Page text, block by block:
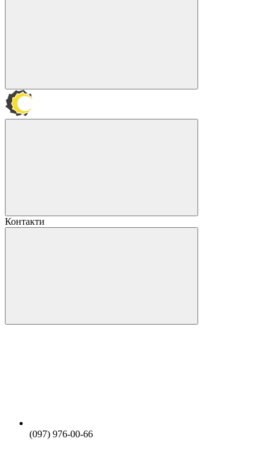
Контакти
(097) 976-00-66